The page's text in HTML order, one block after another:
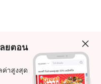
ยตอน
ค่าสูงสุด